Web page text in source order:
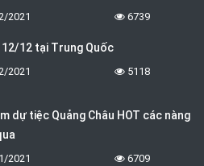
2021 6739
12/12 tại Trung Quốc
2021 5118
dự tiệc Quảng Châu HOT các nàng
2021 6709